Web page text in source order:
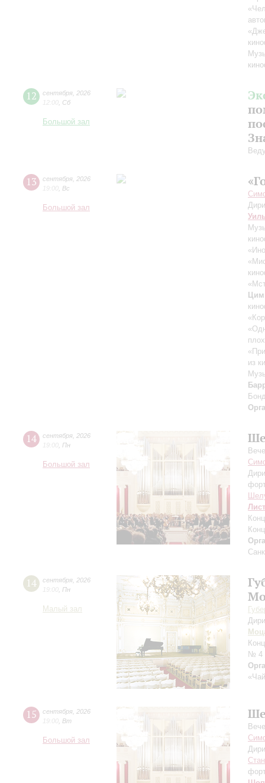
12 сентября 2026
12:00 Сб
Большой зал
13 сентября 2026
19:00 Вс
Большой зал
из
14 сентября 2026
19:00 Пн
Большой зал
Лист
14 сентября 2026
19:00 Пн
Малый зал
№ 4
15 сентября 2026
19:00 Вт
Большой зал